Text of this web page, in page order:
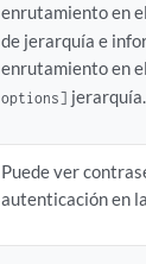
enrutamiento en el
de jerarquía e
enrutamiento en
options] jerarquía.
Puede ver
autenticación en